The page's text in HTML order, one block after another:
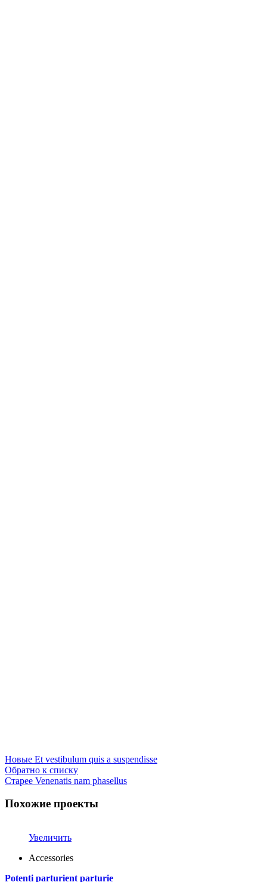
Новые Et vestibulum quis a suspendisse
Обратно к списку
Старее Venenatis nam phasellus
Похожие проекты
Увеличить
Accessories
Potenti parturient parturie